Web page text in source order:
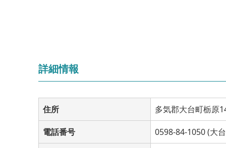
詳細情報
住所 多気郡大台町栃原
電話番号 0598-84-1050 (大